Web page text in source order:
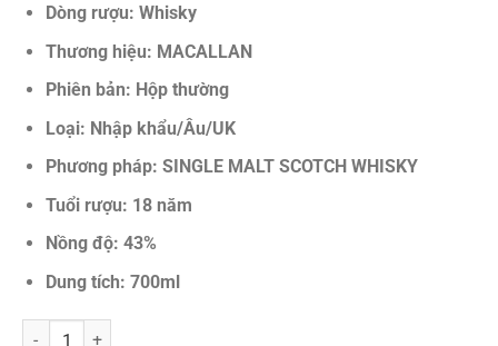
Dòng rượu: Whisky
Thương hiệu: MACALLAN
Phiên bản: Hộp thường
Loại: Nhập khẩu/Âu/UK
Phương pháp: SINGLE MALT SCOTCH WHISKY
Tuổi rượu: 18 năm
Nồng độ: 43%
Dung tích: 700ml
Macallan 18 Triple Cask Matured – Dòng Whisky Single Malt Tinh